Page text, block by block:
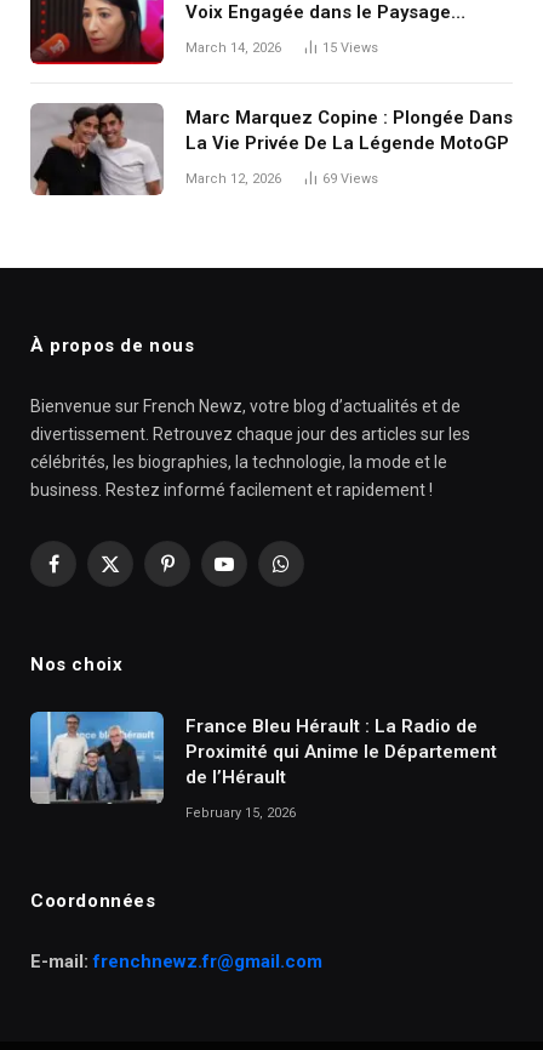
Voix Engagée dans le Paysage
Médiatique Français
March 14, 2026 15 Views
Marc Marquez Copine : Plongée Dans
La Vie Privée De La Légende MotoGP
March 12, 2026 69 Views
À propos de nous
Bienvenue sur French Newz, votre blog d’actualités et de
divertissement. Retrouvez chaque jour des articles sur les
célébrités, les biographies, la technologie, la mode et le
business. Restez informé facilement et rapidement !
Facebook
X
PinterestYouTubeWhatsApp
Nos choix
France Bleu Hérault : La Radio de
Proximité qui Anime le Département
de l’Hérault
February 15, 2026
Coordonnées
E-mail:frenchnewz.fr@gmail.com